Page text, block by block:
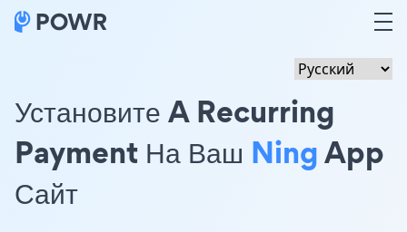
Установите A Recurring
Payment На Ваш NingApp
Сайт